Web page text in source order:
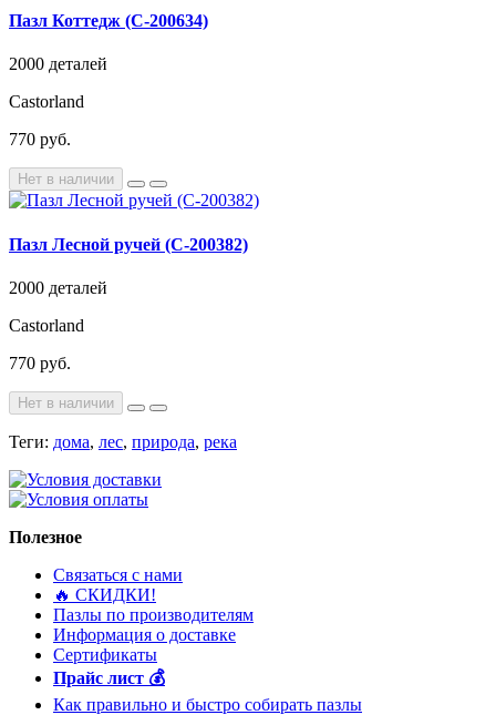
Пазл Коттедж (C-200634)
2000 деталей
Castorland
770 руб.
Нет в наличии
Пазл Лесной ручей (C-200382)
2000 деталей
Castorland
770 руб.
Нет в наличии
Теги: дома, лес, природа, река
Полезное
Связаться с нами
🔥 ️СКИДКИ!
Пазлы по производителям
Информация о доставке
Сертификаты
Прайс лист 💰
Как правильно и быстро собирать пазлы